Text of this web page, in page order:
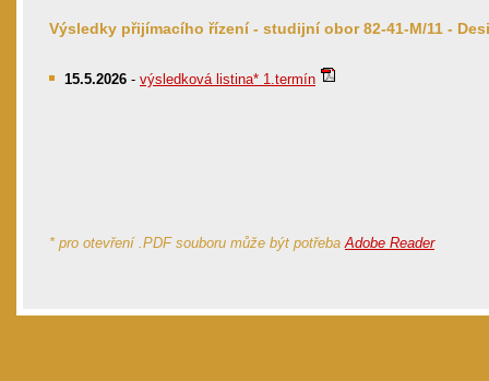
Výsledky přijímacího řízení - studijní obor 82-41-M/11 -
15.5.2026 - výsledková listina* 1.termín
* pro otevření .PDF souboru může být potřebaAdobe Reader